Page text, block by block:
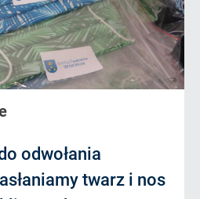
odwołania
twarz i nos